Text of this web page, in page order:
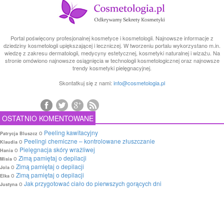
Portal poświęcony profesjonalnej kosmetyce i kosmetologii. Najnowsze informacje z
dziedziny kosmetologii upiększającej i leczniczej. W tworzeniu portalu wykorzystano m.in.
wiedzę z zakresu dermatologii, medycyny estetycznej, kosmetyki naturalnej i wizażu. Na
stronie omówiono najnowsze osiągnięcia w technologii kosmetologicznej oraz najnowsze
trendy kosmetyki pielęgnacyjnej.
Skontatkuj się z nami: info@cosmetologia.pl
OSTATNIO KOMENTOWANE
Patrycja Bluszcz o Peeling kawitacyjny
Klaudia o Peelingi chemiczne – kontrolowane złuszczanie
Hania o Pielęgnacja skóry wrażliwej
Misia o Zimą pamiętaj o depilacji
Jola o Zimą pamiętaj o depilacji
Elka o Zimą pamiętaj o depilacji
Justyna o Jak przygotować ciało do pierwszych gorących dni